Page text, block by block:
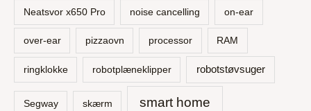
Neatsvor x650 Pro noise cancelling on-ear
over-ear pizzaovn processor RAM
ringklokke robotplæneklipper robotstøvsuger
Segway skærm smart home